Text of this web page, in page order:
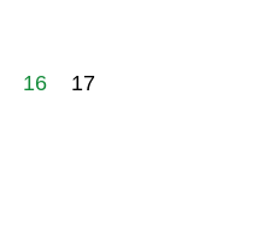
16 17